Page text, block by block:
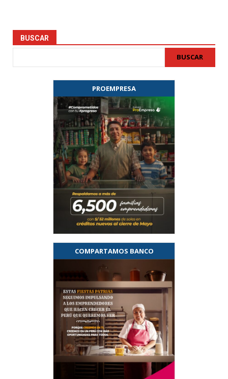
BUSCAR
BUSCAR
PROEMPRESA
COMPARTAMOS BANCO